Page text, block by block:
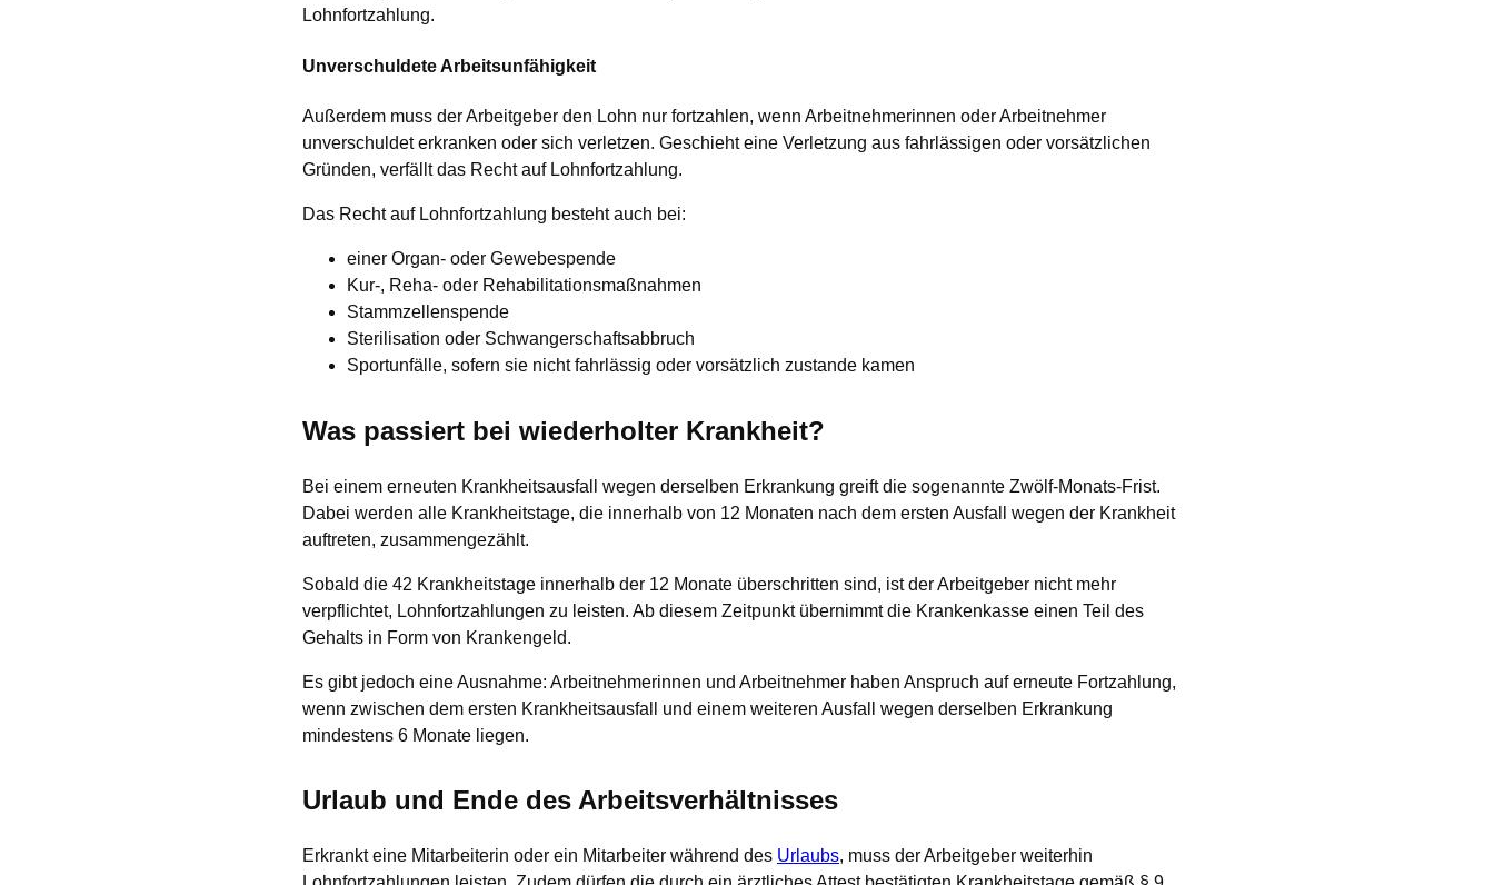
Lohnfortzahlung.
Unverschuldete Arbeitsunfähigkeit
Außerdem muss der Arbeitgeber den Lohn nur fortzahlen, wenn Arbeitnehmerinnen oder Arbeitnehmer
unverschuldet erkranken oder sich verletzen. Geschieht eine Verletzung aus fahrlässigen oder vorsätzlichen
Gründen, verfällt das Recht auf Lohnfortzahlung.
Das Recht auf Lohnfortzahlung besteht auch bei:
einer Organ- oder Gewebespende
Kur-, Reha- oder Rehabilitationsmaßnahmen
Stammzellenspende
Sterilisation oder Schwangerschaftsabbruch
Sportunfälle, sofern sie nicht fahrlässig oder vorsätzlich zustande kamen
Was passiert bei wiederholter Krankheit?
Bei einem erneuten Krankheitsausfall wegen derselben Erkrankung greift die sogenannte Zwölf-Monats-Frist.
Dabei werden alle Krankheitstage, die innerhalb von 12 Monaten nach dem ersten Ausfall wegen der Krankheit
auftreten, zusammengezählt.
Sobald die 42 Krankheitstage innerhalb der 12 Monate überschritten sind, ist der Arbeitgeber nicht mehr
verpflichtet, Lohnfortzahlungen zu leisten. Ab diesem Zeitpunkt übernimmt die Krankenkasse einen Teil des
Gehalts in Form von Krankengeld.
Es gibt jedoch eine Ausnahme: Arbeitnehmerinnen und Arbeitnehmer haben Anspruch auf erneute Fortzahlung,
wenn zwischen dem ersten Krankheitsausfall und einem weiteren Ausfall wegen derselben Erkrankung
mindestens 6 Monate liegen.
Urlaub und Ende des Arbeitsverhältnisses
Erkrankt eine Mitarbeiterin oder ein Mitarbeiter während des Urlaubs, muss der Arbeitgeber weiterhin